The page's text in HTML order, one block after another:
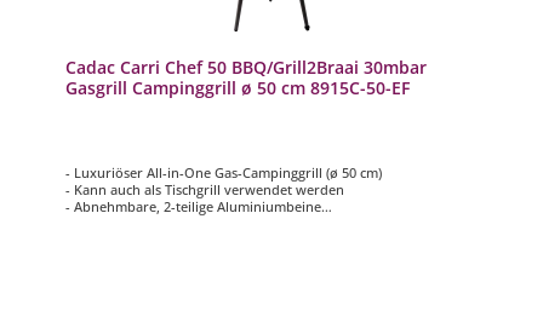
Cadac Carri Chef 50 BBQ/Grill2Braai 30mbar
Gasgrill Campinggrill ø 50 cm 8915C-50-EF
- Luxuriöser All-in-One Gas-Campinggrill (ø 50 cm)
- Kann auch als Tischgrill verwendet werden
- Abnehmbare, 2-teilige Aluminiumbeine